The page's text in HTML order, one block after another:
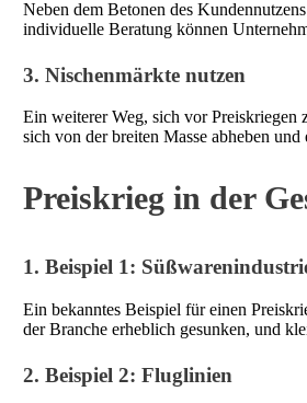
Neben dem Betonen des
individuelle Beratung können
3. Nischenmärkte nutzen
Ein weiterer Weg, sich vor Preiskriegen
sich von der breiten Masse abheben
Preiskrieg in der
1. Beispiel 1:
Ein bekanntes Beispiel für einen
der Branche erheblich gesunken, und
2. Beispiel 2: Fluglinien